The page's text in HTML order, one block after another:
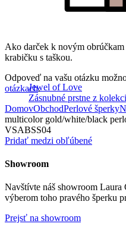
Jewel of Love
Zásnubné prstne z
Ako darček k novým obrúčkam
krabičku s taškou.
Odpoveď na vašu otázku
otázkach.
DomovObchodPerlové šperky
multicolor gold/white/black
VSABSS04
Pridať medzi obľúbené
Showroom
Navštívte náš showroom
výberom toho pravého šperku
Prejsť na showroom